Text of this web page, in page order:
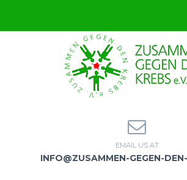
EMAIL US AT
INFO@ZUSAMMEN-GEGEN-